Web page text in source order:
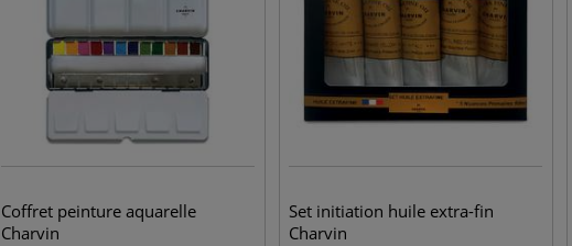
Coffret peinture aquarelle
Charvin
Set initiation huile extra-fin
Charvin